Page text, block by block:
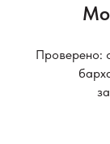
Проверено: